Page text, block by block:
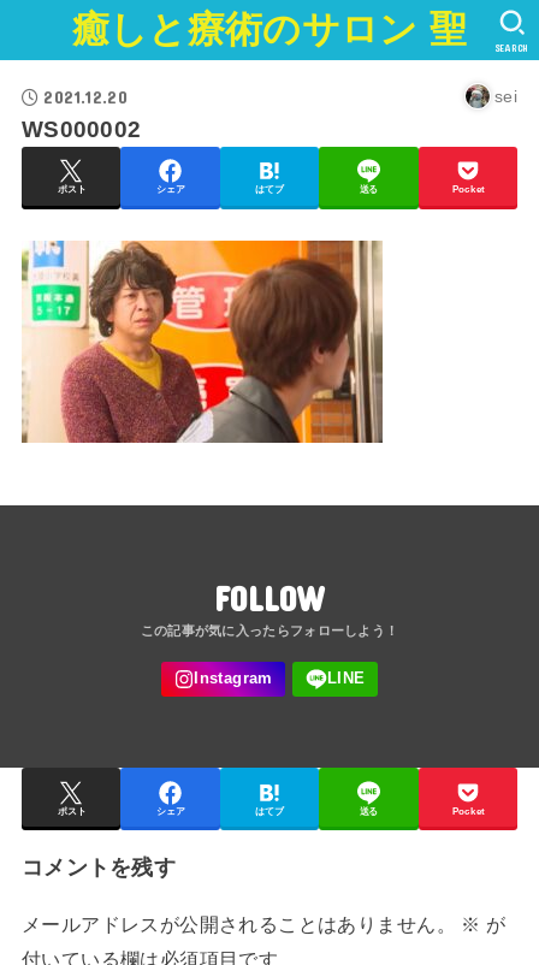
癒しと療術のサロン 聖 SEARCH
2021.12.20 sei
WS000002
ポスト シェア はてブ 送る Pocket
FOLLOW
ポスト シェア はてブ 送る Pocket
コメントを残す
メールアドレスが公開されることはありません。 ※ が
付いている欄は必須項目です